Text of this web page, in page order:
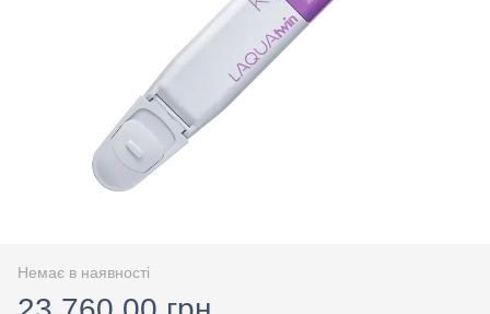
Немає в наявності